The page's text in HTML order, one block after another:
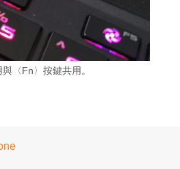
〈Fn〉按鍵共用。